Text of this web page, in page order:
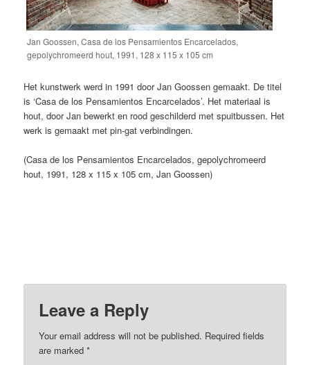
Jan Goossen, Casa de los Pensamientos Encarcelados,
gepolychromeerd hout, 1991, 128 x 115 x 105 cm
Het kunstwerk werd in 1991 door Jan Goossen gemaakt. De titel
is ‘Casa de los Pensamientos Encarcelados’. Het materiaal is
hout, door Jan bewerkt en rood geschilderd met spuitbussen. Het
werk is gemaakt met pin-gat verbindingen.
(Casa de los Pensamientos Encarcelados, gepolychromeerd
hout, 1991, 128 x 115 x 105 cm, Jan Goossen)
Leave a Reply
Your email address will not be published. Required fields
are marked*